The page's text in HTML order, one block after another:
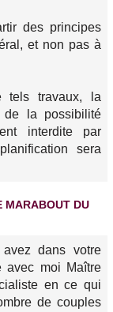
des principes
et non pas à
tels travaux, la
de la possibilité
interdite par
sera
MARABOUT DU
dans votre
avec moi Maître
en ce qui
de couples